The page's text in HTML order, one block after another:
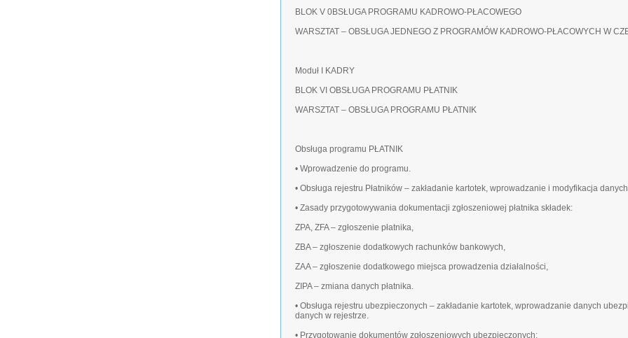
BLOK V 0BSŁUGA PROGRAMU KADROWO-PŁACOWEGO
WARSZTAT – OBSŁUGA JEDNEGO Z PROGRAMÓW KADROWO-PŁACOWYCH W
Moduł I KADRY
BLOK VI OBSŁUGA PROGRAMU PŁATNIK
WARSZTAT – OBSŁUGA PROGRAMU PŁATNIK
Obsługa programu PŁATNIK
• Wprowadzenie do programu.
• Obsługa rejestru Płatników – zakładanie kartotek, wprowadzanie i modyfikacja
• Zasady przygotowywania dokumentacji zgłoszeniowej płatnika składek:
ZPA, ZFA – zgłoszenie płatnika,
ZBA – zgłoszenie dodatkowych rachunków bankowych,
ZAA – zgłoszenie dodatkowego miejsca prowadzenia działalności,
ZIPA – zmiana danych płatnika.
• Obsługa rejestru ubezpieczonych – zakładanie kartotek, wprowadzanie danych
danych w rejestrze.
• Przygotowanie dokumentów zgłoszeniowych ubezpieczonych: